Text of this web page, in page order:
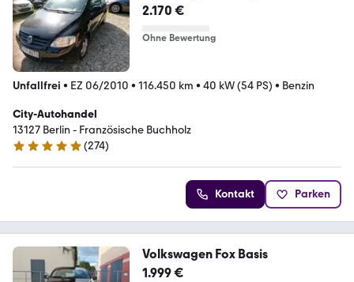
2.170 €
Ohne Bewertung
Unfallfrei • EZ 06/2010 • 116.450 km • 40 kW (54 PS) • Benzin
City-Autohandel
13127 Berlin - Französische Buchholz
4.8 Sterne
(274)
Kontakt Parken
Volkswagen Fox Basis
1.999 €